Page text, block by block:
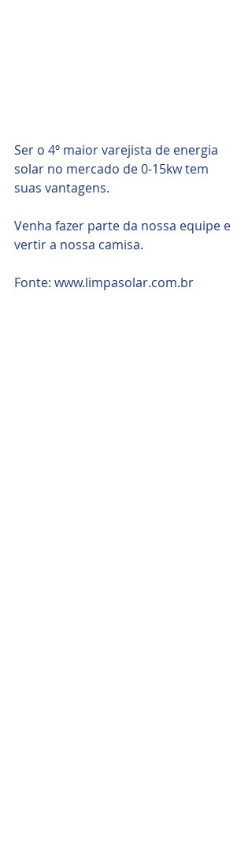
Ser o 4º maior varejista de energia
solar no mercado de 0-15kw tem
suas vantagens.
Venha fazer parte da nossa equipe e
vertir a nossa camisa.
Fonte: www.limpasolar.com.br